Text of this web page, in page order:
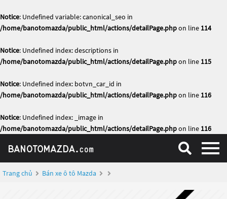
Notice: Undefined variable: canonical_seo in
/home/banotomazda/public_html/actions/detailPage.phpon line 114
Notice: Undefined index: descriptions in
/home/banotomazda/public_html/actions/detailPage.phpon line 115
Notice: Undefined index: botvn_car_id in
/home/banotomazda/public_html/actions/detailPage.phpon line 116
Notice: Undefined index: _image in
/home/banotomazda/public_html/actions/detailPage.phpon line 116
Trang chủ Bán xe ô tô Mazda